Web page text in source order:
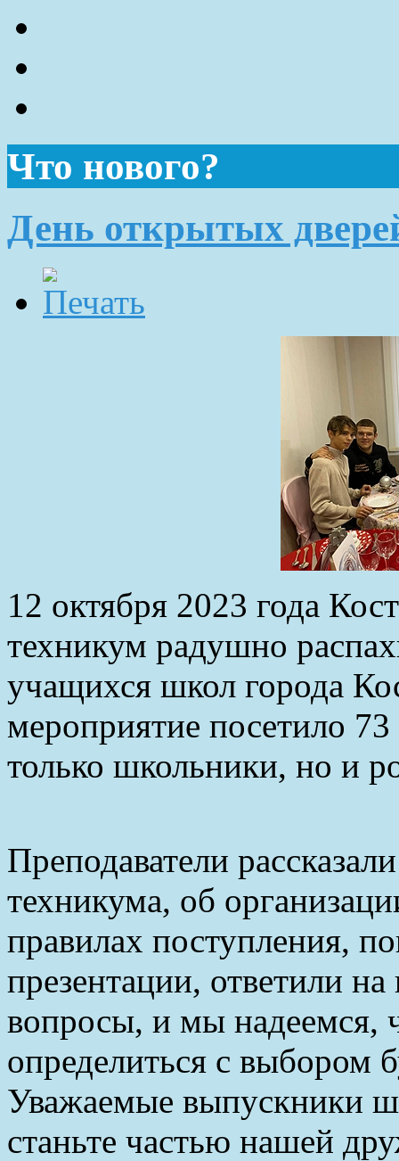
Что нового?
День открытых
12 октября 2023 года
техникум радушно
учащихся школ города
мероприятие посетило
только школьники, но и
Преподаватели
техникума, об
правилах поступления,
презентации, ответили
вопросы, и мы надеемся,
определиться с выбором
Уважаемые выпускники
станьте частью нашей